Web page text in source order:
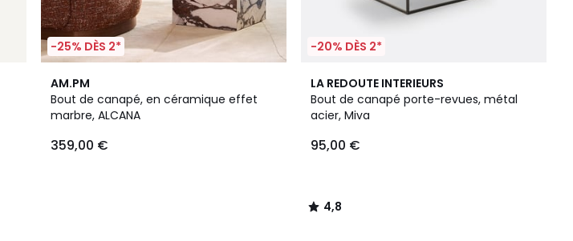
-25% DÈS 2*
AM.PM
Bout de canapé, en céramique effet
marbre, ALCANA
359,00 €
-20% DÈS 2*
LA REDOUTE INTERIEURS
Bout de canapé porte-revues, métal
acier, Miva
95,00 €
4,8
/ 5
4,8
/